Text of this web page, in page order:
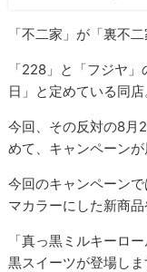
「不二家」が「裏不
「228」と「フジヤ
日」と定めている同店
今回、その反対の8月
めて、キャンペーンが
今回のキャンペーン
マカラーにした新商品
「真っ黒ミルキーロ
黒スイーツが登場しま